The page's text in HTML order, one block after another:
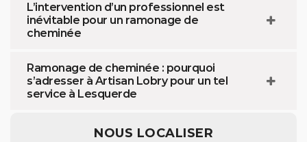
L’intervention d’un professionnel est
inévitable pour un ramonage de
cheminée
Ramonage de cheminée : pourquoi
s’adresser à Artisan Lobry pour un tel
service à Lesquerde
NOUS LOCALISER